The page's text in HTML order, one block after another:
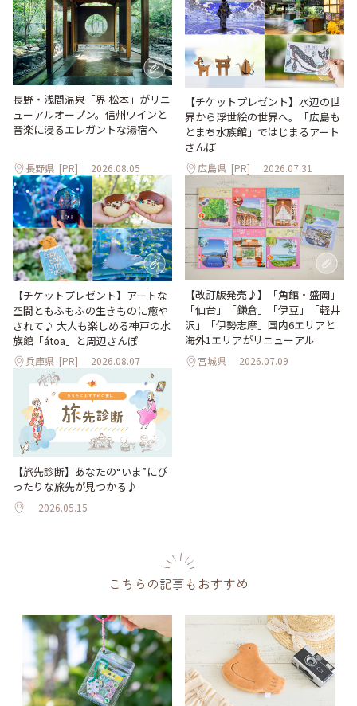
長野・浅間温泉「界 松本」がリニ
ューアルオープン。信州ワインと
音楽に浸るエレガントな湯宿へ
長野県 [PR] 2026.08.05
【チケットプレゼント】水辺の世
界から浮世絵の世界へ。「広島も
とまち水族館」ではじまるアート
さんぽ
広島県 [PR] 2026.07.31
【チケットプレゼント】アートな
空間ともふもふの生きものに癒や
されて♪ 大人も楽しめる神戸の水
族館「átoa」と周辺さんぽ
兵庫県 [PR] 2026.08.07
【改訂版発売♪】「角館・盛岡」
「仙台」「鎌倉」「伊豆」「軽井
沢」「伊勢志摩」国内6エリアと
海外1エリアがリニューアル
宮城県 2026.07.09
【旅先診断】あなたの“いま”にぴ
ったりな旅先が見つかる♪
2026.05.15
こちらの記事もおすすめ